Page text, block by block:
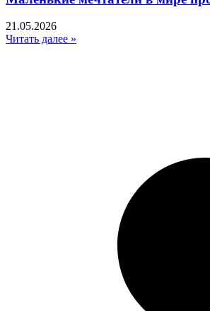
21.05.2026
Читать далее »